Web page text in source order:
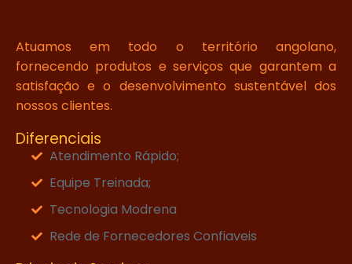
Atuamos em todo o território angolano,
fornecendo produtos e serviços que garantem a
satisfação e o desenvolvimento sustentável dos
nossos clientes.
Diferenciais
Atendimento Rápido;
Equipe Treinada;
Tecnologia Modrena
Rede de Fornecedores Confiaveis